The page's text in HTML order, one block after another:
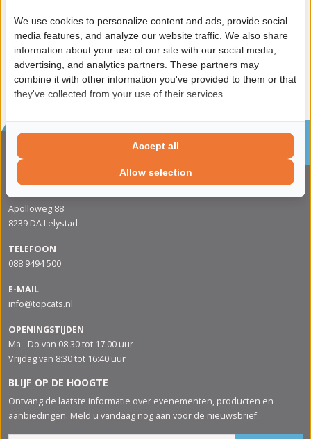
Artikel
Flexibel deel 300 x 45 (mm) (PRIJS OP
AANVRAAG)
Sinds 2002 de specialist in katalysatoren en
CONTACTGEGVENS
ADRES
Apolloweg 88
8239 DA Lelystad
TELEFOON
088 9494 500
E-MAIL
info@topcats.nl
OPENINGSTIJDEN
Ma - Do van 08:30 tot 17:00 uur
Vrijdag van 8:30 tot 16:40 uur
BLIJF OP DE HOOGTE
Ontvang de laatste informatie over evenementen, producten en
aanbiedingen. Meld u vandaag nog aan voor de nieuwsbrief.
We use cookies to personalize content and ads, provide social
media features, and analyze our website traffic. We also share
information about your use of our site with our social media,
advertising, and analytics partners. These partners may
combine it with other information you've provided to them or that
they've collected from your use of their services.
Allow selection
Accept all